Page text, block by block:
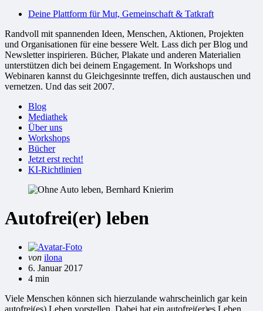
Welt
Deine Plattform für Mut, Gemeinschaft & Tatkraft
Randvoll mit spannenden Ideen, Menschen, Aktionen, Projekten
und Organisationen für eine bessere Welt. Lass dich per Blog und
Newsletter inspirieren. Bücher, Plakate und anderen Materialien
unterstützen dich bei deinem Engagement. In Workshops und
Webinaren kannst du Gleichgesinnte treffen, dich austauschen und
vernetzen. Und das seit 2007.
Blog
Mediathek
Über uns
Workshops
Bücher
Jetzt erst recht!
KI-Richtlinien
Autofrei(er) leben
Gepostet
von
von ilona
6. Januar 2017
4 min
Viele Menschen können sich hierzulande wahrscheinlich gar kein
autofrei(es) Leben vorstellen. Dabei hat ein autofrei(er)es Leben